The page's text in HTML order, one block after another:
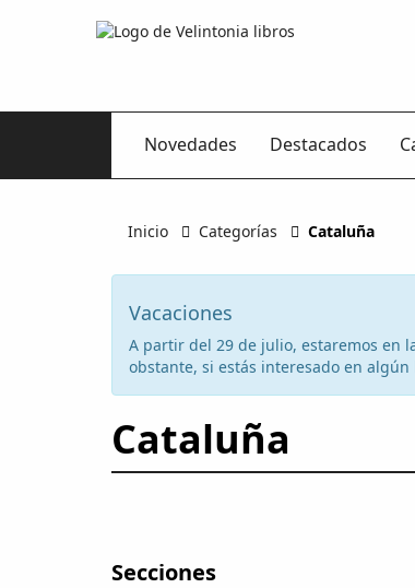
Novedades Destacados
Inicio Categorías Cataluña
Vacaciones
A partir del 29 de julio, estaremos en
obstante, si estás interesado en
Cataluña
Secciones